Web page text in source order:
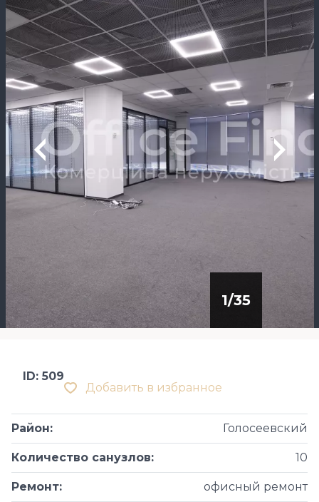
1/35
Добавить в избранное
ID: 509
Район: Голосеевский
Количество санузлов: 10
Ремонт: офисный ремонт